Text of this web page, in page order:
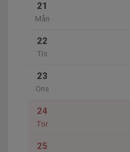
21
Mån
22
Tis
23
Ons
24
Tor
25